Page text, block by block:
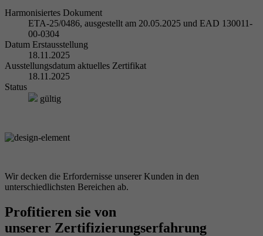
Harmonisiertes Dokument
ETA-25/0486, ausgestellt am 20.05.2025 und EAD 130011-
00-0304
Datum Erstausstellung
18.11.2025
Ausstellungsdatum aktuelles Zertifikat
18.11.2025
Status
gültig
Wir decken die Erfordernisse unserer Kunden in den
unterschiedlichsten Bereichen ab.
Profitieren sie von
unserer Zertifizierungserfahrung